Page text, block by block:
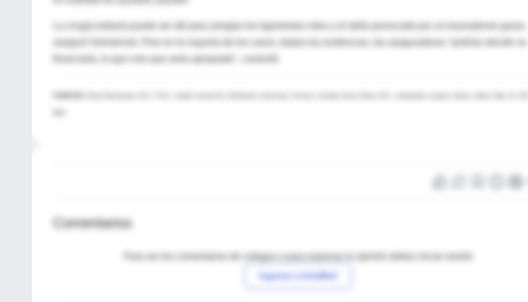
La cirugía todavía puede ser útil para arreglar los ligamentos rotos o el daño provocado por un traumatismo grave,
aseguró Siemieniuk. Pero en la mayoría de los casos, dadas las evidencias, las aseguradoras "podrían decidir no
financiarla, lo que creo que sería apropiado", comentó.
Comentarios
Para ver los comentarios de colegas o para expresar tu opinión debes iniciar sesión
Ingresar a IntraMed